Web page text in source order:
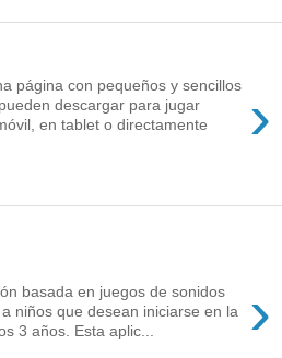
›
página con pequeños y sencillos
descargar para jugar
en tablet o directamente
›
basada en juegos de sonidos
niños que desean iniciarse en la
3 años. Esta aplic...